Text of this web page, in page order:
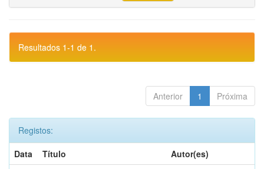
Resultados 1-1 de 1.
Anterior 1 Próxima
Registos:
Data
Título
Autor(es)